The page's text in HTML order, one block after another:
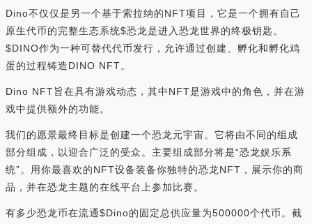
Dino不仅仅是另一个基于索拉纳的NFT项目，它是一个拥有自己
原生代币的完整生态系统$恐龙是进入恐龙世界的终极钥匙。
$DINO作为一种可替代代币发行，允许通过创建、孵化和孵化鸡
蛋的过程铸造DINO NFT。
Dino NFT旨在具有游戏动态，其中NFT是游戏中的角色，并在游
戏中提供额外的功能。
我们的愿景最终目标是创建一个恐龙元宇宙。它将由不同的组成
部分组成，以迎合广泛的受众。主要组成部分将是“恐龙娱乐系
统”。用你最喜欢的NFT设备装备你独特的恐龙NFT，展示你的商
品，并在恐龙主题的在线平台上参加比赛。
有多少恐龙币在流通$Dino的固定总供应量为500000个代币。截